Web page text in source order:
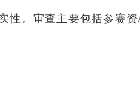
性。审查主要包括参赛